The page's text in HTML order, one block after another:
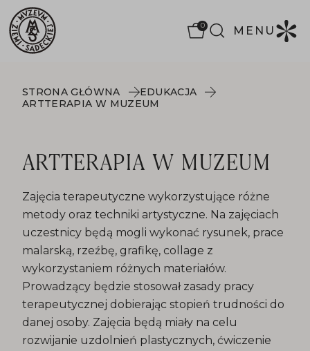
0 MENU
STRONA GŁÓWNA
EDUKACJA
ARTTERAPIA W MUZEUM
ARTTERAPIA W MUZEUM
Zajęcia terapeutyczne wykorzystujące różne
metody oraz techniki artystyczne. Na zajęciach
uczestnicy będą mogli wykonać rysunek, prace
malarską, rzeźbę, grafikę, collage z
wykorzystaniem różnych materiałów.
Prowadzący będzie stosował zasady pracy
terapeutycznej dobierając stopień trudności do
danej osoby. Zajęcia będą miały na celu
rozwijanie uzdolnień plastycznych, ćwiczenie